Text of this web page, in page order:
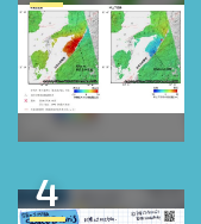
4